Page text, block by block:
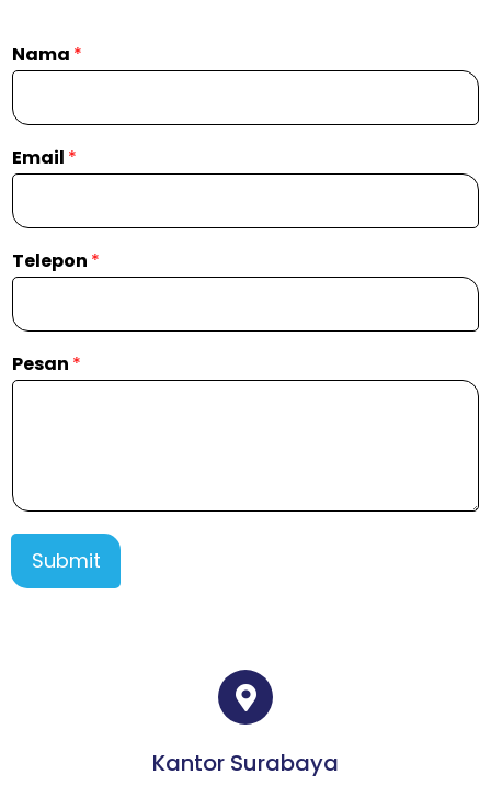
Nama *
Email *
Telepon *
Pesan *
Submit
Kantor Surabaya